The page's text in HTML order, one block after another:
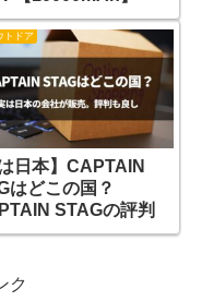
トドア
は日本】CAPTAIN
はどこの国？
STAGの評判
ク